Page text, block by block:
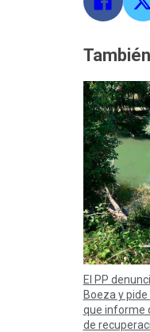
El PP
Boeza y
que informe
de